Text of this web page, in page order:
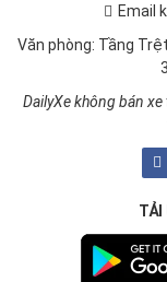
Email
Văn phòng: Tầng
DailyXe không bán
TẢI